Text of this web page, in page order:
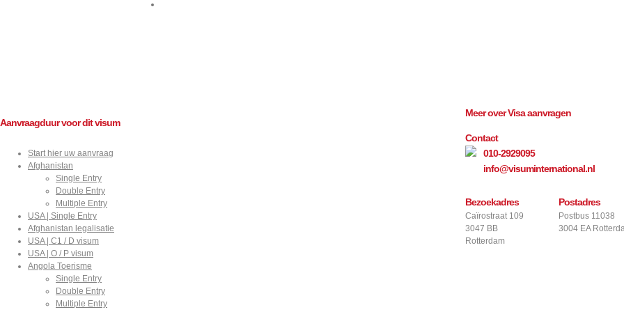
Sitemap
Aanvraagduur voor dit visum
Start hier uw aanvraag
Afghanistan
Single Entry
Double Entry
Multiple Entry
USA | Single Entry
Afghanistan legalisatie
USA | C1 / D visum
USA | O / P visum
Angola Toerisme
Single Entry
Double Entry
Multiple Entry
Meer over Visa aanvragen
Contact
010-2929095
info@visuminternational.nl
Bezoekadres
Caïrostraat 109
3047 BB
Rotterdam
Postadres
Postbus 11038
3004 EA